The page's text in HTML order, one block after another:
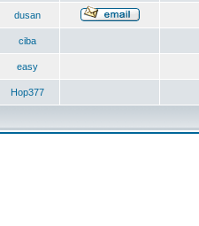
dusan
ciba
easy
Hop377